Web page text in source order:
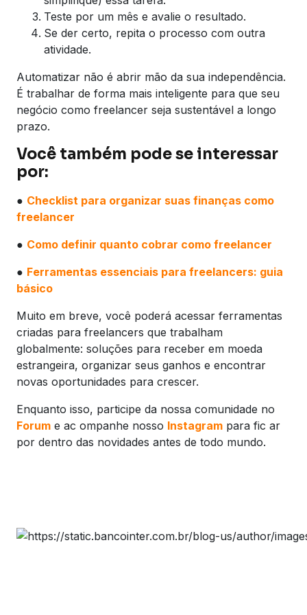
Teste por um mês e avalie o resultado.
Se der certo, repita o processo com outra
atividade.
Automatizar não é abrir mão da sua independência.
É trabalhar de forma mais inteligente para que seu
negócio como freelancer seja sustentável a longo
prazo.
Você também pode se interessar
por:
● Checklist para organizar suas finanças como
freelancer
● Como definir quanto cobrar como freelancer
● Ferramentas essenciais para freelancers: guia
básico
Muito em breve, você poderá acessar ferramentas
criadas para freelancers que trabalham
globalmente: soluções para receber em moeda
estrangeira, organizar seus ganhos e encontrar
novas oportunidades para crescer.
Enquanto isso, participe da nossa comunidade no
Forum e ac ompanhe nosso Instagram para fic ar
por dentro das novidades antes de todo mundo.